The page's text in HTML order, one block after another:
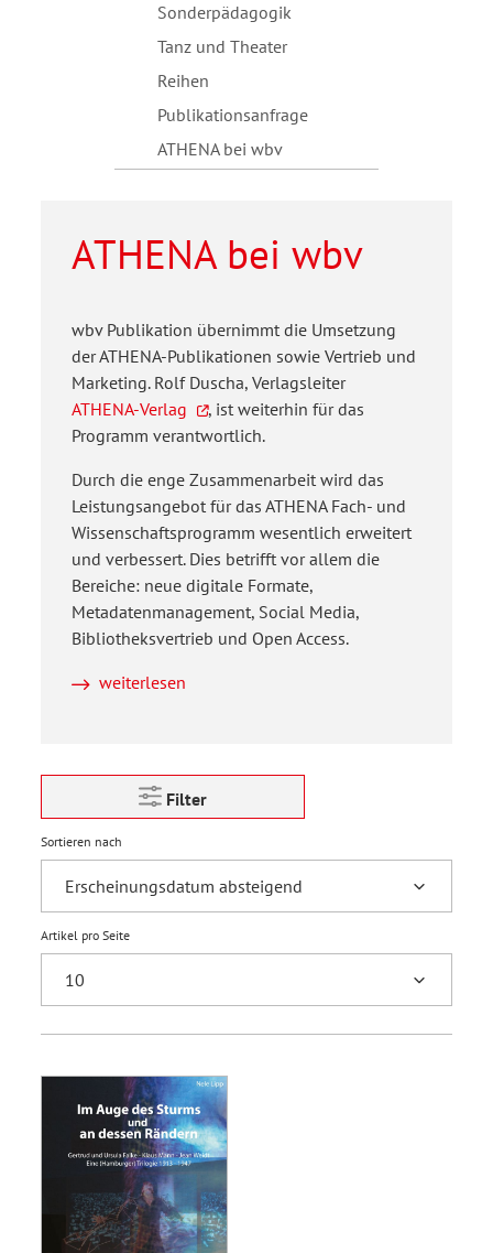
Sonderpädagogik
Tanz und Theater
Reihen
Publikationsanfrage
ATHENA bei wbv
ATHENA bei wbv
wbv Publikation übernimmt die Umsetzung
der ATHENA-Publikationen sowie Vertrieb und
Marketing. Rolf Duscha, Verlagsleiter
ATHENA-Verlag
, ist weiterhin für das
Programm verantwortlich.
Durch die enge Zusammenarbeit wird das
Leistungsangebot für das ATHENA Fach- und
Wissenschaftsprogramm wesentlich erweitert
und verbessert. Dies betrifft vor allem die
Bereiche: neue digitale Formate,
Metadatenmanagement, Social Media,
Bibliotheksvertrieb und Open Access.
weiterlesen
Filter
Sortieren nach
Artikel pro Seite